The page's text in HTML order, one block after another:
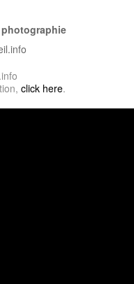
click here.